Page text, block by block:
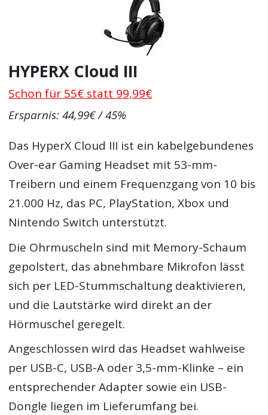
HYPERX Cloud III
Schon für 55€ statt 99,99€
Ersparnis: 44,99€ / 45%
Das HyperX Cloud III ist ein kabelgebundenes
Over-ear Gaming Headset mit 53-mm-
Treibern und einem Frequenzgang von 10 bis
21.000 Hz, das PC, PlayStation, Xbox und
Nintendo Switch unterstützt.
Die Ohrmuscheln sind mit Memory-Schaum
gepolstert, das abnehmbare Mikrofon lässt
sich per LED-Stummschaltung deaktivieren,
und die Lautstärke wird direkt an der
Hörmuschel geregelt.
Angeschlossen wird das Headset wahlweise
per USB-C, USB-A oder 3,5-mm-Klinke – ein
entsprechender Adapter sowie ein USB-
Dongle liegen im Lieferumfang bei.